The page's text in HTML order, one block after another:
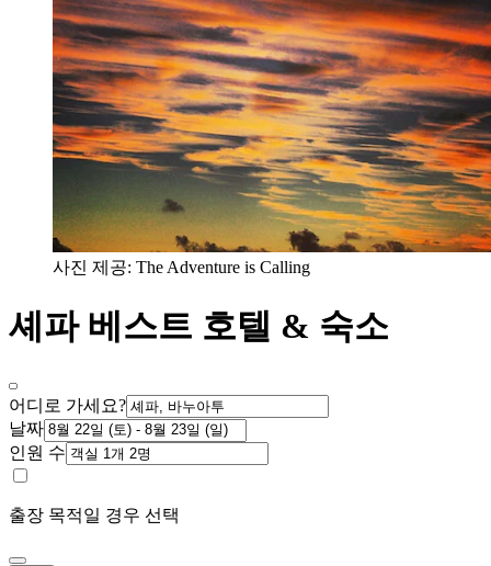
사진 제공: The Adventure is Calling
셰파 베스트 호텔 & 숙소
어디로 가세요?
날짜
인원 수
출장 목적일 경우 선택